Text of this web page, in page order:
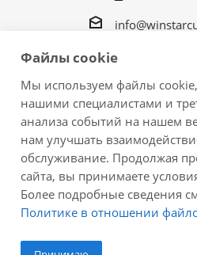
г.Екатеринбург ул.
2026 © Winstar Cutting
магазин
Файлы cookie
Мы используем файлы
нашими специалистами и
анализа событий на нашем
нам улучшать
обслуживание. Продолжая
сайта, вы принимаете
Более подробные сведения
Политике в отношении